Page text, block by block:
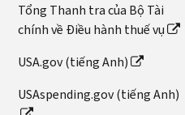
Tổng Thanh tra của Bộ Tài
chính về Điều hành thuế vụ
USA.gov (tiếng Anh)
USAspending.gov (tiếng Anh)